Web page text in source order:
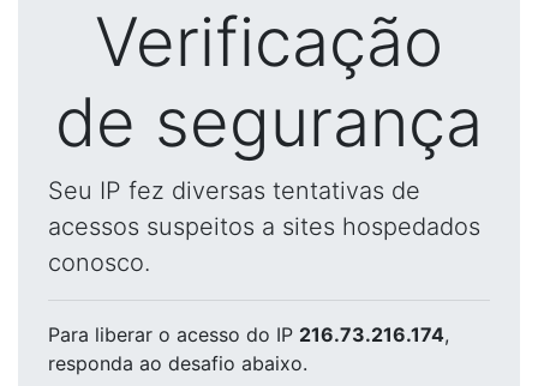
Verificação
de segurança
Seu IP fez diversas tentativas de
acessos suspeitos a sites hospedados
conosco.
Para liberar o acesso do IP 216.73.216.174,
responda ao desafio abaixo.